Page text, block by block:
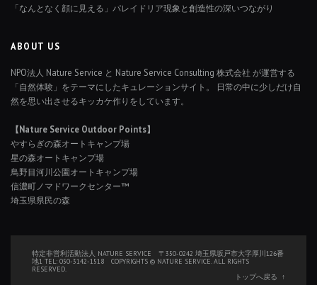
「なんとなく顔に見える」パレイドリア現象と創造性の深いつながり
ABOUT US
NPO法人 Nature Service と Nature Service Consulting 株式会社 が運営する
「自然体験」をテーマにしたキュレーションサイト。 日常の中に少しだけ自
然を思い出させるキッカケ作りをしています。
【Nature Service Outdoor Points】
やすらぎの森オートキャンプ場
星の森オートキャンプ場
鳥野目河川公園オートキャンプ場
信濃町ノマドワークセンター™
埼玉県県民の森
特定非営利活動法人 NATURE SERVICE 〒350-0242 埼玉県坂戸市大字厚川126番
地1 TEL: 050-3142-1518 COPYRIGHTS © NATURE SERVICE. ALL RIGHTS
RESERVED.
トップへ戻る